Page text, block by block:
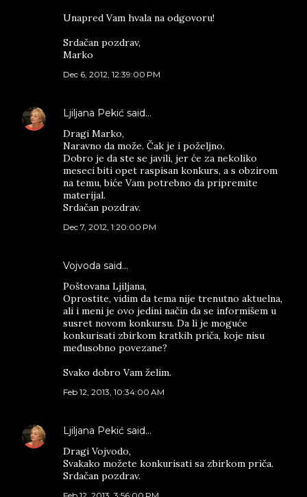
Unapred Vam hvala na odgovoru!
Srdačan pozdrav,
Marko
Dec 6, 2012, 12:39:00 PM
Ljiljana Pekić said…
Dragi Marko,
Naravno da može. Čak je i poželjno.
Dobro je da ste se javili, jer će za nekoliko
meseci biti opet raspisan konkurs, a s obzirom
na temu, biće Vam potrebno da pripremite
materijal.
Srdačan pozdrav.
Dec 7, 2012, 1:20:00 PM
Vojvoda said…
Poštovana Ljiljana,
Oprostite, vidim da tema nije trenutno aktuelna,
ali i meni je ovo jedini način da se informišem u
susret novom konkursu. Da li je moguće
konkurisati zbirkom kratkih priča, koje nisu
međusobno povezane?
Svako dobro Vam želim.
Feb 12, 2013, 10:34:00 AM
Ljiljana Pekić said…
Dragi Vojvodo,
Svakako možete konkurisati sa zbirkom priča.
Srdačan pozdrav.